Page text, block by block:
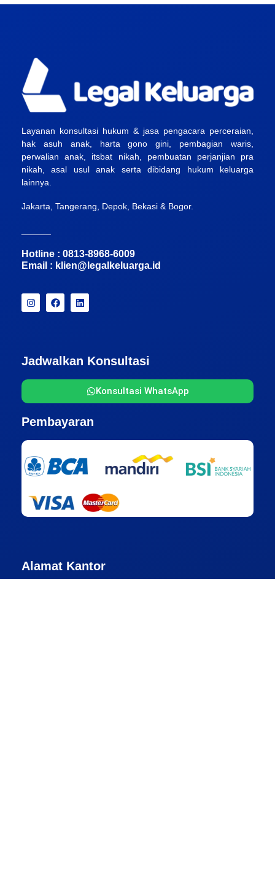
Layanan konsultasi hukum & jasa pengacara perceraian,
hak asuh anak, harta gono gini, pembagian waris,
perwalian anak, itsbat nikah, pembuatan perjanjian pra
nikah, asal usul anak serta dibidang hukum keluarga
lainnya.
Jakarta, Tangerang, Depok, Bekasi & Bogor.
Hotline : 0813-8968-6009
Email : klien@legalkeluarga.id
Jadwalkan Konsultasi
Konsultasi WhatsApp
Pembayaran
Alamat Kantor